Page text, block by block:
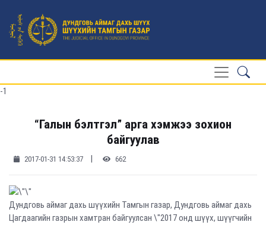
-1
“Галын бэлтгэл” арга хэмжээ зохион
байгуулав
2017-01-31 14:53:37 | 662
Дундговь аймаг дахь шүүхийн Тамгын газар, Дундговь аймаг дахь
Цагдаагийн газрын хамтран байгуулсан \"2017 онд шүүх, шүүгчийн